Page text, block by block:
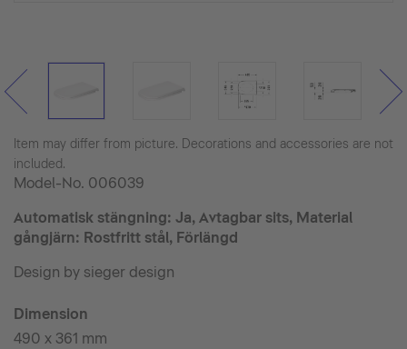
Item may differ from picture. Decorations and accessories are not
included.
Model-No. 006039
Automatisk stängning: Ja, Avtagbar sits, Material
gångjärn: Rostfritt stål, Förlängd
Design by sieger design
Dimension
490 x 361 mm